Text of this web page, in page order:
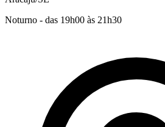
Noturno - das 19h00 às 21h30